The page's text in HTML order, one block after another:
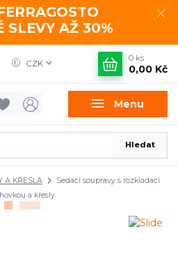
SLEVY AŽ 30%
Menu
CZK
Hledat
0 ks
0,00 Kč
A KŘESLA
Sedací soupravy s rozkládací
a křesly